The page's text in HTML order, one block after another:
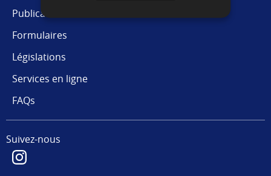
Publications
Formulaires
Législations
Services en ligne
FAQs
Suivez-nous